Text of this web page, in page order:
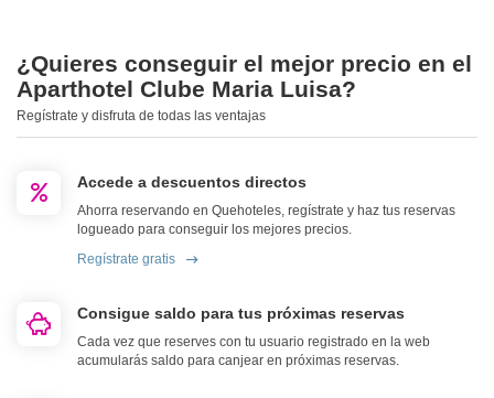
¿Quieres conseguir el mejor precio en el
Aparthotel Clube Maria Luisa?
Regístrate y disfruta de todas las ventajas
Accede a descuentos directos
Ahorra reservando en Quehoteles, regístrate y haz tus reservas
logueado para conseguir los mejores precios.
Regístrate gratis
Consigue saldo para tus próximas reservas
Cada vez que reserves con tu usuario registrado en la web
acumularás saldo para canjear en próximas reservas.